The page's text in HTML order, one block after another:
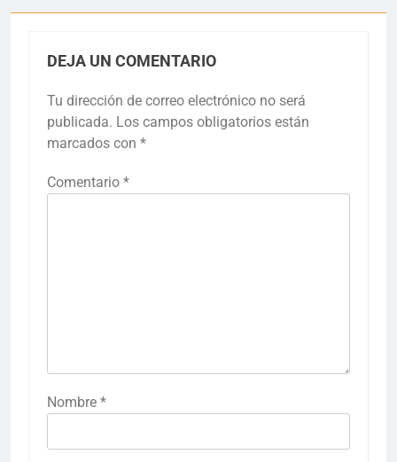
DEJA UN COMENTARIO
Tu dirección de correo electrónico no será
publicada. Los campos obligatorios están
marcados con *
Comentario *
Nombre *